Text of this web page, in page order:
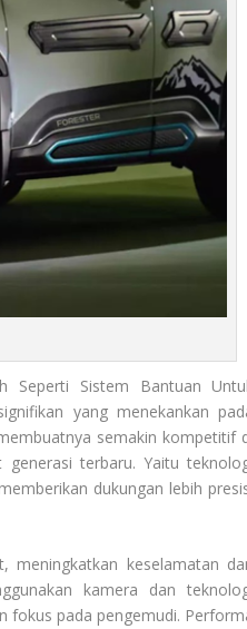
Seperti Sistem Bantuan
yang menekankan
semakin kompetitif
terbaru. Yaitu
dukungan lebih
keselamatan
kamera dan
fokus pada pengemudi.